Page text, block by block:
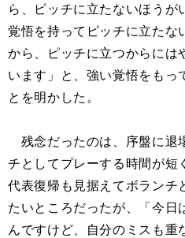
ら、ピッチに立たないほうが
覚悟を持ってピッチに立たな
から、ピッチに立つからには
います」と、強い覚悟をもっ
とを明かした。
残念だったのは、序盤に退
チとしてプレーする時間が短
代表復帰も見据えてボランチ
たいところだったが、「今日
んですけど、自分のミスも重